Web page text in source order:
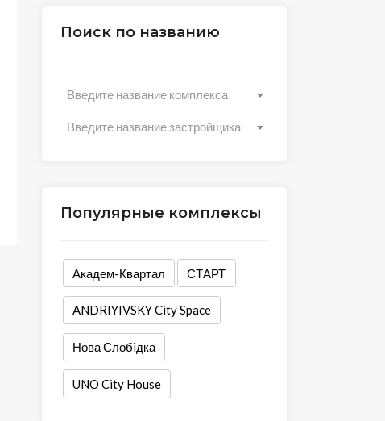
Поиск по названию
Введите название комплекса
Введите название застройщика
Популярные комплексы
Академ-Квартал СТАРТ
ANDRIYIVSKY City Space
Нова Слобiдка
UNO City House